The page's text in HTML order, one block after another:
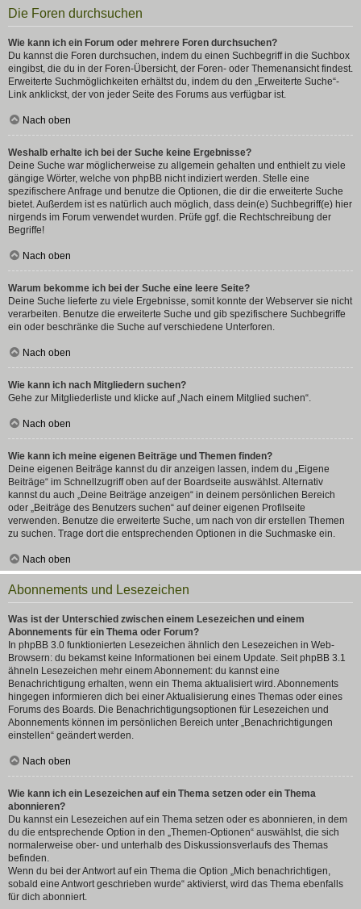
Die Foren durchsuchen
Wie kann ich ein Forum oder mehrere Foren durchsuchen?
Du kannst die Foren durchsuchen, indem du einen Suchbegriff in die Suchbox
eingibst, die du in der Foren-Übersicht, der Foren- oder Themenansicht findest.
Erweiterte Suchmöglichkeiten erhältst du, indem du den „Erweiterte Suche“-
Link anklickst, der von jeder Seite des Forums aus verfügbar ist.
Nach oben
Weshalb erhalte ich bei der Suche keine Ergebnisse?
Deine Suche war möglicherweise zu allgemein gehalten und enthielt zu viele
gängige Wörter, welche von phpBB nicht indiziert werden. Stelle eine
spezifischere Anfrage und benutze die Optionen, die dir die erweiterte Suche
bietet. Außerdem ist es natürlich auch möglich, dass dein(e) Suchbegriff(e) hier
nirgends im Forum verwendet wurden. Prüfe ggf. die Rechtschreibung der
Begriffe!
Nach oben
Warum bekomme ich bei der Suche eine leere Seite?
Deine Suche lieferte zu viele Ergebnisse, somit konnte der Webserver sie nicht
verarbeiten. Benutze die erweiterte Suche und gib spezifischere Suchbegriffe
ein oder beschränke die Suche auf verschiedene Unterforen.
Nach oben
Wie kann ich nach Mitgliedern suchen?
Gehe zur Mitgliederliste und klicke auf „Nach einem Mitglied suchen“.
Nach oben
Wie kann ich meine eigenen Beiträge und Themen finden?
Deine eigenen Beiträge kannst du dir anzeigen lassen, indem du „Eigene
Beiträge“ im Schnellzugriff oben auf der Boardseite auswählst. Alternativ
kannst du auch „Deine Beiträge anzeigen“ in deinem persönlichen Bereich
oder „Beiträge des Benutzers suchen“ auf deiner eigenen Profilseite
verwenden. Benutze die erweiterte Suche, um nach von dir erstellen Themen
zu suchen. Trage dort die entsprechenden Optionen in die Suchmaske ein.
Nach oben
Abonnements und Lesezeichen
Was ist der Unterschied zwischen einem Lesezeichen und einem
Abonnements für ein Thema oder Forum?
In phpBB 3.0 funktionierten Lesezeichen ähnlich den Lesezeichen in Web-
Browsern: du bekamst keine Informationen bei einem Update. Seit phpBB 3.1
ähneln Lesezeichen mehr einem Abonnement: du kannst eine
Benachrichtigung erhalten, wenn ein Thema aktualisiert wird. Abonnements
hingegen informieren dich bei einer Aktualisierung eines Themas oder eines
Forums des Boards. Die Benachrichtigungsoptionen für Lesezeichen und
Abonnements können im persönlichen Bereich unter „Benachrichtigungen
einstellen“ geändert werden.
Nach oben
Wie kann ich ein Lesezeichen auf ein Thema setzen oder ein Thema
abonnieren?
Du kannst ein Lesezeichen auf ein Thema setzen oder es abonnieren, in dem
du die entsprechende Option in den „Themen-Optionen“ auswählst, die sich
normalerweise ober- und unterhalb des Diskussionsverlaufs des Themas
befinden.
Wenn du bei der Antwort auf ein Thema die Option „Mich benachrichtigen,
sobald eine Antwort geschrieben wurde“ aktivierst, wird das Thema ebenfalls
für dich abonniert.